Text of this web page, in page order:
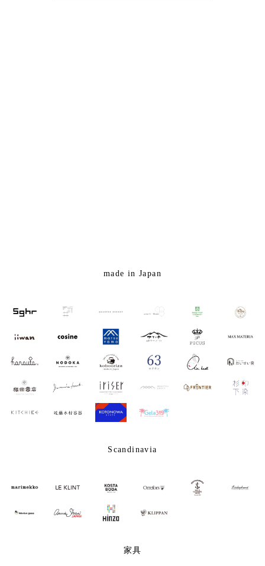
made in Japan
Scandinavia
家具